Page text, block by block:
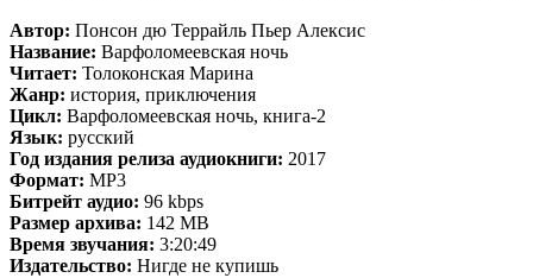
Автор: Понсон дю Террайль Пьер Алексис
Название: Варфоломеевская ночь
Читает: Толоконская Марина
Жанр: история, приключения
Цикл: Варфоломеевская ночь, книга-2
Язык: русский
Год издания релиза аудиокниги: 2017
Формат: MP3
Битрейт аудио: 96 kbps
Размер архива: 142 MB
Время звучания: 3:20:49
Издательство: Нигде не купишь